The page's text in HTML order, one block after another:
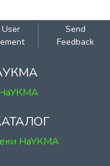
User
Send
Feedback
НаУКМА
НаУКМА